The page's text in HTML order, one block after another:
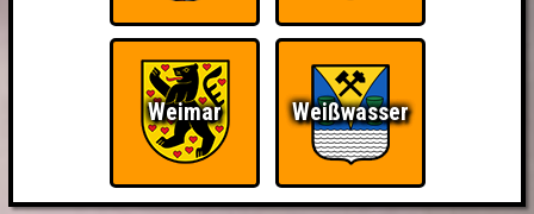
Weimar Weißwasser